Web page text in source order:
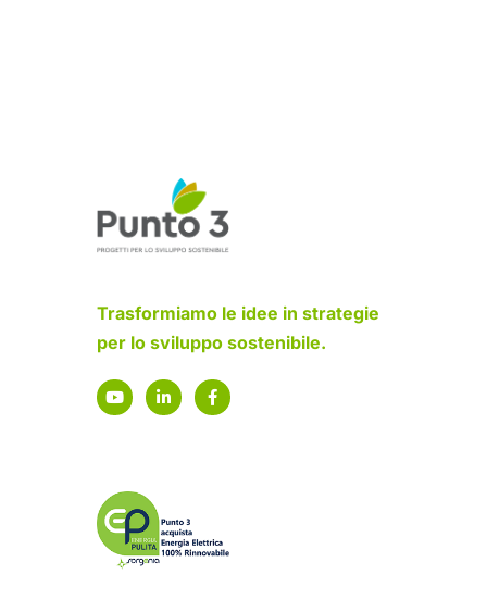
Trasformiamo le idee in strategie
per lo sviluppo sostenibile.